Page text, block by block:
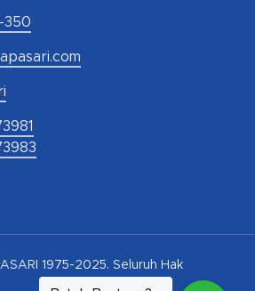
350
1975-2025. Seluruh Hak